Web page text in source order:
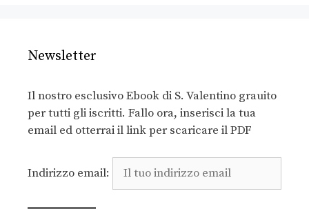
Newsletter
Il nostro esclusivo Ebook di S. Valentino grauito
per tutti gli iscritti. Fallo ora, inserisci la tua
email ed otterrai il link per scaricare il PDF
Indirizzo email: